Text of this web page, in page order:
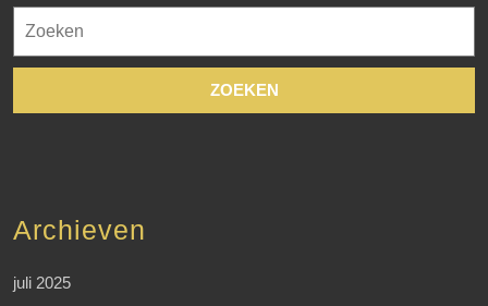
naar:
Archieven
juli 2025